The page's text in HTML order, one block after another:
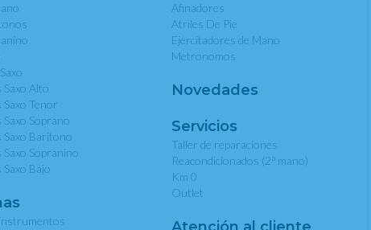
Saxo Alto
Tenor
Soprano
Saxo Baritono
Sopranino
Bajo
Afinadores
Atriles De Pie
Ejercitadores de Mano
Metronomos
Novedades
Servicios
Taller de reparaciones
Reacondicionados (2a mano)
Km 0
Outlet